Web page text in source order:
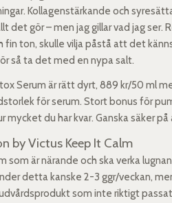
Kollagenstärkande och
det gör – men jag gillar vad jag
fin ton, skulle vilja påstå att det
så ta det med en nypa salt.
Serum är rätt dyrt, 889 kr/50 ml
för serum. Stort bonus för
mycket du har kvar. Ganska säker
by Victus Keep It Calm
som är närande och ska verka
detta kanske 2-3 ggr/veckan,
som inte riktigt